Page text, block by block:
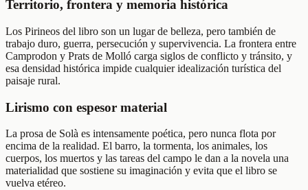
Territorio, frontera y memoria histórica
Los Pirineos del libro son un lugar de belleza, pero también de
trabajo duro, guerra, persecución y supervivencia. La frontera entre
Camprodon y Prats de Molló carga siglos de conflicto y tránsito, y
esa densidad histórica impide cualquier idealización turística del
paisaje rural.
Lirismo con espesor material
La prosa de Solà es intensamente poética, pero nunca flota por
encima de la realidad. El barro, la tormenta, los animales, los
cuerpos, los muertos y las tareas del campo le dan a la novela una
materialidad que sostiene su imaginación y evita que el libro se
vuelva etéreo.